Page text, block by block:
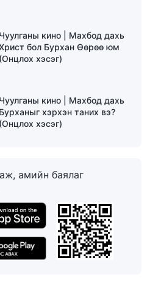
Чуулганы кино | Махбод дахь
бол Бурхан Өөрөө юм
(Онцлох хэсэг)
Чуулганы кино | Махбод дахь
Бурханыг хэрхэн таних вэ?
(Онцлох хэсэг)
болсон Бурхан
хоорондох үндсэн
юу вэ? (Онцлох хэсэг)
кино | Бурхан бие
болохын нууц
(Онцлох хэсэг)
амийн баялаг